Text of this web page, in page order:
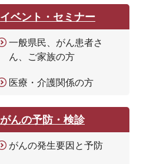
イベント・セミナー
一般県民、がん患者さ
ん、ご家族の方
医療・介護関係の方
がんの予防・検診
がんの発生要因と予防